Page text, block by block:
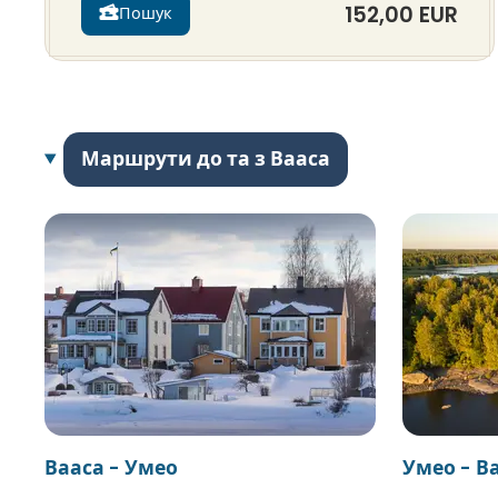
Пошук 152,00 EUR
Маршрути до та з Вааса
Вааса - Умео Умео -